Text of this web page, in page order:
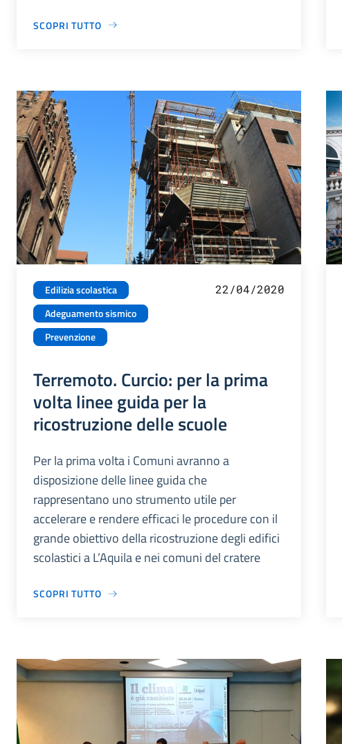
SCOPRI TUTTO
Edilizia scolastica
Adeguamento sismico
Prevenzione
22/04/2020
Terremoto. Curcio: per la prima
volta linee guida per la
ricostruzione delle scuole
Per la prima volta i Comuni avranno a
disposizione delle linee guida che
rappresentano uno strumento utile per
accelerare e rendere efficaci le procedure con il
grande obiettivo della ricostruzione degli edifici
scolastici a L’Aquila e nei comuni del cratere
SCOPRI TUTTO